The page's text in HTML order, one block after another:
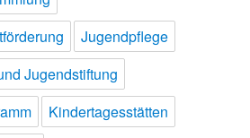
Jugendpflege
Jugendstiftung
Kindertagesstätten